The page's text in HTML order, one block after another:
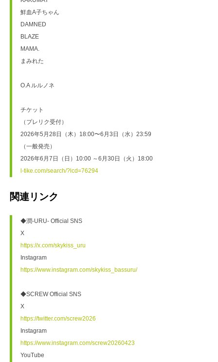
鮮血A子ちゃん
DAMNED
BLAZE
MAMA.
まみれた
O.A ルルノネ
チケット
（プレリク受付）
2026年5月28日（木）18:00〜6月3日（水）23:59
（一般発売）
2026年6月7日（日）10:00 ～6月30日（火）18:00
l-tike.com/search/?lcd=76294
関連リンク
◆潤-URU- Official SNS
X
https://x.com/skykiss_uru
Instagram
https://www.instagram.com/skykiss_bassuru/
◆SCREW Official SNS
X
https://twitter.com/screw2026
Instagram
https://www.instagram.com/screw20260423
YouTube